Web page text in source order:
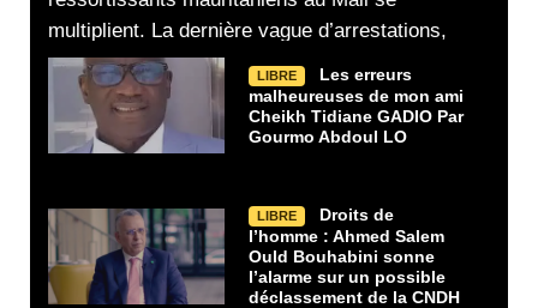
multiplient. La dernière vague d’arrestations,
LIBRE
Les erreurs
malheureuses de mon ami
Cheikh Tidiane GADIO Par
Gourmo Abdoul LO
LIBRE
Droits de
l’homme : Ahmed Salem
Ould Bouhabini sonne
l’alarme sur un possible
déclassement de la CNDH